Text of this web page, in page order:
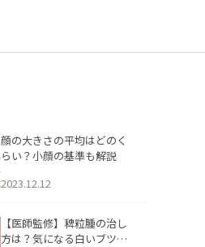
顔の大きさの平均はどのく
らい？小顔の基準も解説
2023.12.12
【医師監修】稗粒腫の治し
方は？気になる白いブツブ